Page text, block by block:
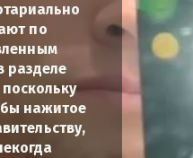
по
разделе
нажитое